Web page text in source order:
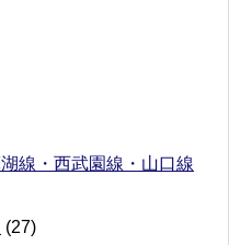
線・西武園線・山口線
(27)